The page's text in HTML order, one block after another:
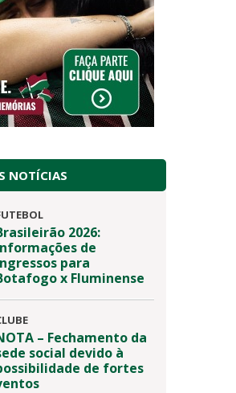
NOTÍCIAS
2026:
de
para
x Fluminense
– Fechamento da
social devido à
de fortes